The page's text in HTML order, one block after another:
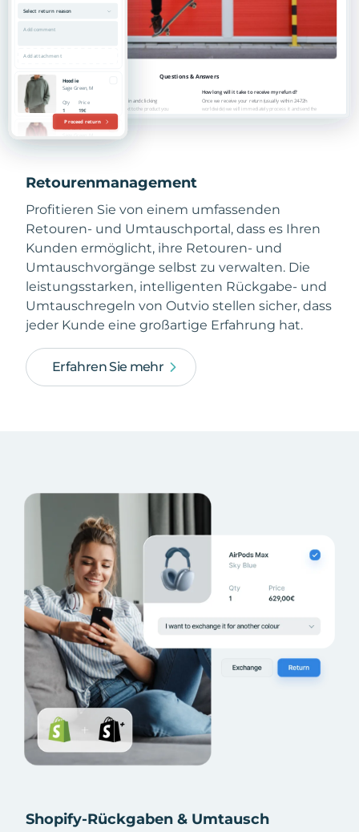
Retourenmanagement
Profitieren Sie von einem umfassenden
Retouren- und Umtauschportal, dass es Ihren
Kunden ermöglicht, ihre Retouren- und
Umtauschvorgänge selbst zu verwalten. Die
leistungsstarken, intelligenten Rückgabe- und
Umtauschregeln von Outvio stellen sicher, dass
jeder Kunde eine großartige Erfahrung hat.
Erfahren Sie mehr
Shopify-Rückgaben & Umtausch